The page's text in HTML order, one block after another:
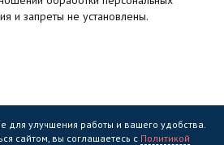
и запреты не установлены.
для улучшения работы и вашего удобства.
сайтом, вы соглашаетесь с Политикой